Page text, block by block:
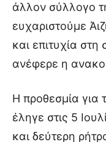
άλλον σύλλογο
ευχαριστούμε
και επιτυχία
ανέφερε η
Η προθεσμία για
έληγε στις 5
και δεύτερη